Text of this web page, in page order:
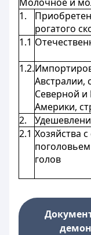
1.
рогатого
1.1
1.2.
Австралии,
Северной
Америки,
2.
2.1 Хозяйства
голов